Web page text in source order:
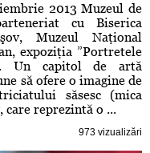
2013 Muzeul de
cu Biserica
Muzeul Naţional
expoziţia ”Portretele
Un capitol de artă
să ofere o imagine de
săsesc (mica
reprezintă o ...
973 vizualizări